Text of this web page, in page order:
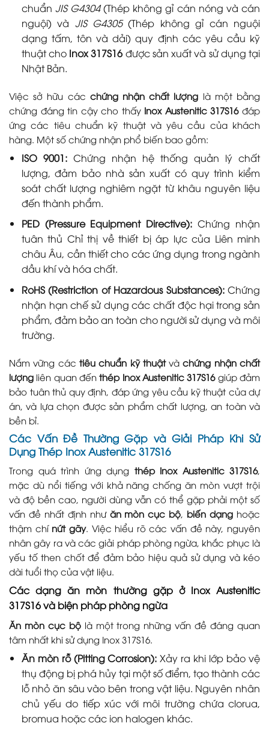
chuẩn JIS G4304(Thép không gỉ cán nóng và cán
nguội) và JIS G4305(Thép không gỉ cán nguội
dạng tấm, tôn và dải) quy định các yêu cầu kỹ
thuật cho Inox 317S16 được sản xuất và sử dụng tại
Nhật Bản.
Việc sở hữu các chứng nhận chất lượng là một bằng
chứng đáng tin cậy cho thấy Inox Austenitic 317S16đáp
ứng các tiêu chuẩn kỹ thuật và yêu cầu của khách
hàng. Một số chứng nhận phổ biến bao gồm:
ISO 9001:Chứng nhận hệ thống quản lý chất
lượng, đảm bảo nhà sản xuất có quy trình kiểm
soát chất lượng nghiêm ngặt từ khâu nguyên liệu
đến thành phẩm.
PED (Pressure Equipment Directive): Chứng nhận
tuân thủ Chỉ thị về thiết bị áp lực của Liên minh
châu Âu, cần thiết cho các ứng dụng trong ngành
dầu khí và hóa chất.
RoHS (Restriction of Hazardous Substances):Chứng
nhận hạn chế sử dụng các chất độc hại trong sản
phẩm, đảm bảo an toàn cho người sử dụng và môi
trường.
Nắm vững các tiêu chuẩn kỹ thuậtvàchứng nhận chất
lượng liên quan đếnthép Inox Austenitic 317S16giúp đảm
bảo tuân thủ quy định, đáp ứng yêu cầu kỹ thuật của dự
án, và lựa chọn được sản phẩm chất lượng, an toàn và
bền bỉ.
Các Vấn Đề Thường Gặp và Giải Pháp Khi Sử
Dụng Thép Inox Austenitic 317S16
Trong quá trình ứng dụng thép Inox Austenitic 317S16,
mặc dù nổi tiếng với khả năng chống ăn mòn vượt trội
và độ bền cao, người dùng vẫn có thể gặp phải một số
vấn đề nhất định như ăn mòn cục bộ, biến dạng hoặc
thậm chí nứt gãy. Việc hiểu rõ các vấn đề này, nguyên
nhân gây ra và các giải pháp phòng ngừa, khắc phục là
yếu tố then chốt để đảm bảo hiệu quả sử dụng và kéo
dài tuổi thọ của vật liệu.
Các dạng ăn mòn thường gặp ở Inox Austenitic
317S16 và biện pháp phòng ngừa
Ăn mòn cục bộlà một trong những vấn đề đáng quan
tâm nhất khi sử dụng Inox 317S16.
Ăn mòn rỗ (Pitting Corrosion): Xảy ra khi lớp bảo vệ
thụ động bị phá hủy tại một số điểm, tạo thành các
lỗ nhỏ ăn sâu vào bên trong vật liệu. Nguyên nhân
chủ yếu do tiếp xúc với môi trường chứa clorua,
bromua hoặc các ion halogen khác.